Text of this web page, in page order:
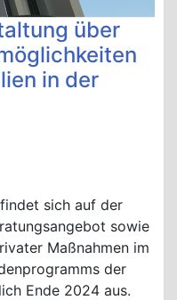
über
in der
sich auf der
sowie
Maßnahmen im
der
Ende 2024 aus.